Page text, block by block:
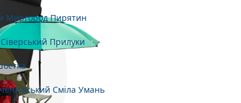
Миргород Пирятин
Прилуки
Сміла Умань